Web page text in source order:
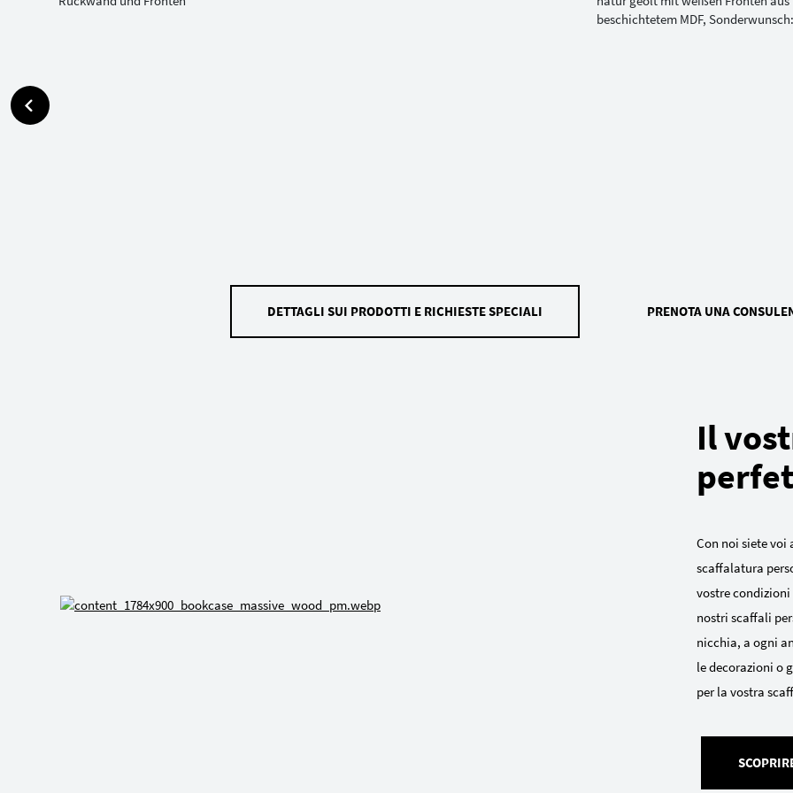
DETTAGLI SUI PRODOTTI E RICHIESTE SPECIALI PRENOTA UNA
Il
Con noi siete
scaffalatura
vostre condizioni
nostri scaffali
nicchia, a ogni
le decorazioni o
per la vostra